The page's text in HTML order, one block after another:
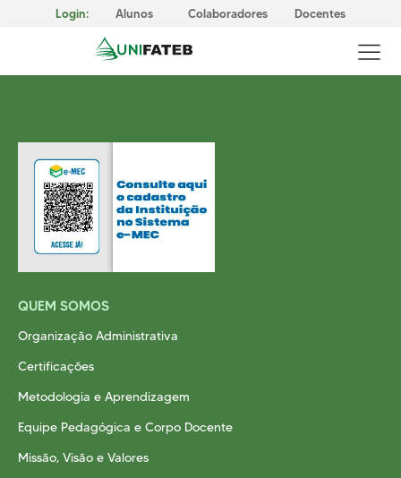
Login: Alunos Colaboradores Docentes
GOVERNANÇA CORPORATIVA
Reitoria
Comissão Própria de Avaliação (CPA)
Conselho Superior da UNIFATEB (Consup)
MISSÃO, VISÃO E VALORES
CERTIFICAÇÕES
Responsabilidade Social
Cursos Presenciais
Cursos EAD
EQUIPE PEDAGÓGICA
INFRAESTRUTURA
QUEM SOMOS
Organização Administrativa
Certificações
Metodologia e Aprendizagem
Equipe Pedagógica e Corpo Docente
Missão, Visão e Valores